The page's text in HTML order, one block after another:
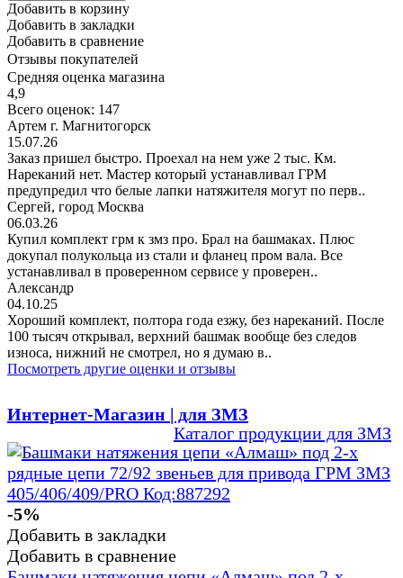
Добавить в корзину
Добавить в закладки
Добавить в сравнение
Отзывы покупателей
Средняя оценка магазина
4,9
Всего оценок: 147
Артем г. Магнитогорск
15.07.26
Заказ пришел быстро. Проехал на нем уже 2 тыс. Км.
Нареканий нет. Мастер который устанавливал ГРМ
предупредил что белые лапки натяжителя могут по перв..
Сергей, город Москва
06.03.26
Купил комплект грм к змз про. Брал на башмаках. Плюс
докупал полукольца из стали и фланец пром вала. Все
устанавливал в проверенном сервисе у проверен..
Александр
04.10.25
Хороший комплект, полтора года езжу, без нареканий. После
100 тысяч открывал, верхний башмак вообще без следов
износа, нижний не смотрел, но я думаю в..
Посмотреть другие оценки и отзывы
Интернет-Магазин | для ЗМЗ
Каталог продукции для ЗМЗ
-5%
Добавить в закладки
Добавить в сравнение